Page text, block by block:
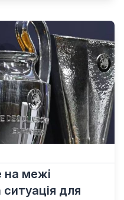
на межі
для